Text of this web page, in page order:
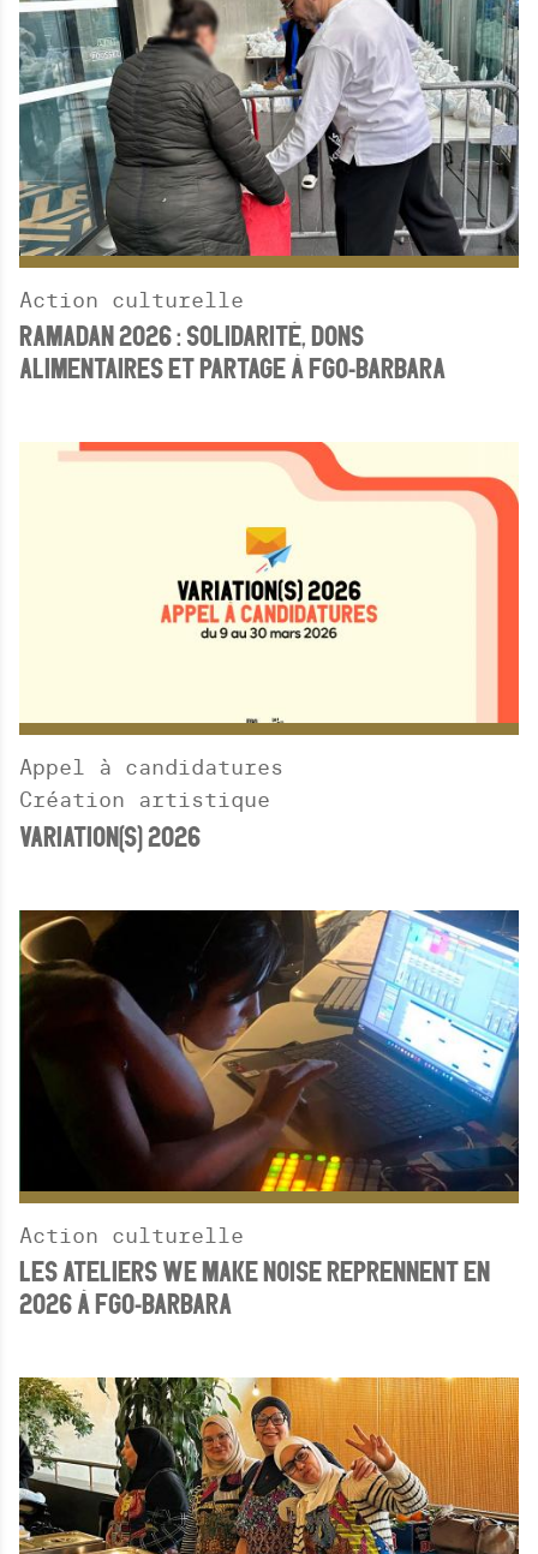
Action culturelle
RAMADAN 2026 : SOLIDARITÉ, DONS
ALIMENTAIRES ET PARTAGE À FGO-BARBARA
Appel à candidatures
Création artistique
VARIATION(S) 2026
Action culturelle
LES ATELIERS WE MAKE NOISE REPRENNENT EN
2026 À FGO-BARBARA